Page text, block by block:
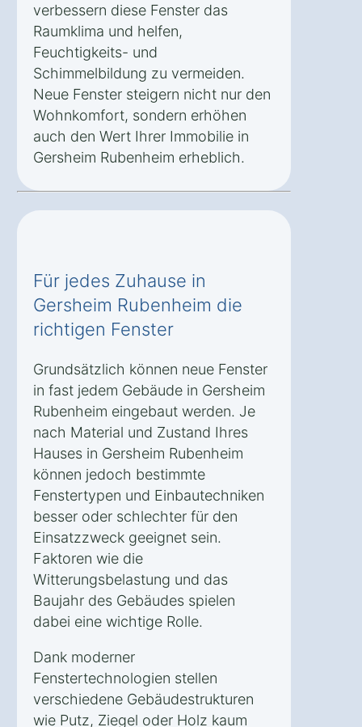
verbessern diese Fenster das
Raumklima und helfen,
Feuchtigkeits- und
Schimmelbildung zu vermeiden.
Neue Fenster steigern nicht nur den
Wohnkomfort, sondern erhöhen
auch den Wert Ihrer Immobilie in
Gersheim Rubenheim erheblich.
Für jedes Zuhause in
Gersheim Rubenheim die
richtigen Fenster
Grundsätzlich können neue Fenster
in fast jedem Gebäude in Gersheim
Rubenheim eingebaut werden. Je
nach Material und Zustand Ihres
Hauses in Gersheim Rubenheim
können jedoch bestimmte
Fenstertypen und Einbautechniken
besser oder schlechter für den
Einsatzzweck geeignet sein.
Faktoren wie die
Witterungsbelastung und das
Baujahr des Gebäudes spielen
dabei eine wichtige Rolle.
Dank moderner
Fenstertechnologien stellen
verschiedene Gebäudestrukturen
wie Putz, Ziegel oder Holz kaum